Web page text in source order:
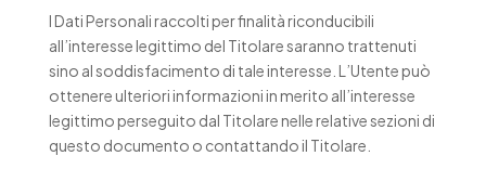
I Dati Personali raccolti per finalità riconducibili
all’interesse legittimo del Titolare saranno trattenuti
sino al soddisfacimento di tale interesse. L’Utente può
ottenere ulteriori informazioni in merito all’interesse
legittimo perseguito dal Titolare nelle relative sezioni di
questo documento o contattando il Titolare.